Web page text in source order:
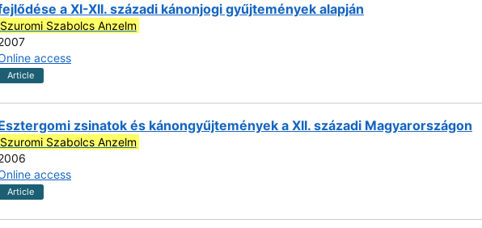
a XI-XII. századi kánonjogi gyűjtemények alapján
Szuromi Szabolcs Anzelm
access
Article
zsinatok és kánongyűjtemények a XII. századi Magyarországon
Szuromi Szabolcs Anzelm
access
Article